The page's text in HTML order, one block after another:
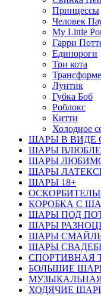
Принцессы
Человек
My Little
Гарри
Единороги
Три кота
Лунтик
Губка Боб
Роблокс
Китти
Холодное
ШАРЫ В ВИДЕ
ШАРЫ
ШАРЫ
ШАРЫ
ШАРЫ 18+
КОРОБКА С
ШАРЫ ПОД
ШАРЫ
ШАРЫ
ШАРЫ
СПОРТИВНАЯ
БОЛЬШИЕ
ХОДЯЧИЕ